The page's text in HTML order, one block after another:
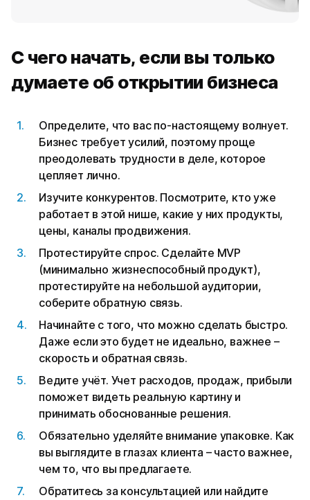
С чего начать, если вы только
думаете об открытии бизнеса
Определите, что вас по-настоящему волнует.
Бизнес требует усилий, поэтому проще
преодолевать трудности в деле, которое
цепляет лично.
Изучите конкурентов. Посмотрите, кто уже
работает в этой нише, какие у них продукты,
цены, каналы продвижения.
Протестируйте спрос. Сделайте MVP
(минимально жизнеспособный продукт),
протестируйте на небольшой аудитории,
соберите обратную связь.
Начинайте с того, что можно сделать быстро.
Даже если это будет не идеально, важнее –
скорость и обратная связь.
Ведите учёт. Учет расходов, продаж, прибыли
поможет видеть реальную картину и
принимать обоснованные решения.
Обязательно уделяйте внимание упаковке. Как
вы выглядите в глазах клиента – часто важнее,
чем то, что вы предлагаете.
Обратитесь за консультацией или найдите